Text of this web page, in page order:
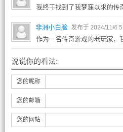
我终于找到了我梦寐以求的传
非洲小白脸 发布于 2024/11/6
作为一名传奇游戏的老玩家，
说说你的看法:
您的昵称
您的邮箱
您的网站